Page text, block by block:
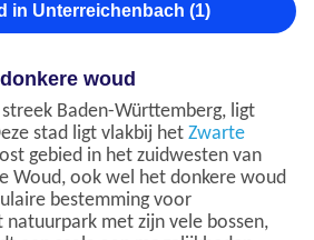
in Unterreichenbach (1)
woud
Baden-Württemberg, ligt
stad ligt vlakbij het Zwarte
gebied in het zuidwesten van
Woud, ook wel het donkere woud
bestemming voor
natuurpark met zijn vele bossen,